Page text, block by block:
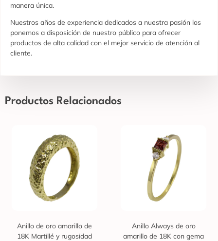
manera única.
Nuestros años de experiencia dedicados a nuestra pasión los
ponemos a disposición de nuestro público para ofrecer
productos de alta calidad con el mejor servicio de atención al
cliente.
Productos Relacionados
Anillo de oro amarillo de
18K Martillé y rugosidad
Anillo Always de oro
amarillo de 18K con gema